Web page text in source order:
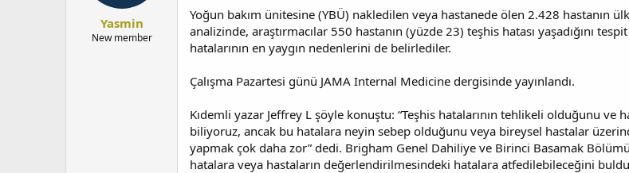
ı
ç
t
Yasmin
New member
Yoğun bakım ünitesine (YBÜ) nakledilen veya hastanede ölen 2.428 hastanın
analizinde, araştırmacılar 550 hastanın (yüzde 23) teşhis hatası yaşadığını
hatalarının en yaygın nedenlerini de belirlediler.
Çalışma Pazartesi günü JAMA Internal Medicine dergisinde yayınlandı.
Kıdemli yazar Jeffrey L şöyle konuştu: “Teşhis hatalarının tehlikeli olduğunu ve
biliyoruz, ancak bu hatalara neyin sebep olduğunu veya bireysel hastalar
yapmak çok daha zor” dedi. Brigham Genel Dahiliye ve Birinci Basamak
hatalara veya hastaların değerlendirilmesindeki hatalara atfedilebileceğini